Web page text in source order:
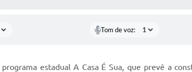
Tom de voz:
estadual A Casa É Sua, que prevê a